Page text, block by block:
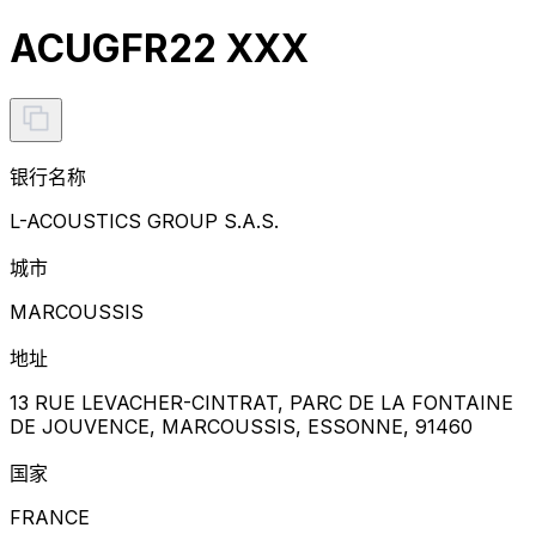
ACUGFR22 XXX
银行名称
L-ACOUSTICS GROUP S.A.S.
城市
MARCOUSSIS
地址
13 RUE LEVACHER-CINTRAT, PARC DE LA FONTAINE
DE JOUVENCE, MARCOUSSIS, ESSONNE, 91460
国家
FRANCE